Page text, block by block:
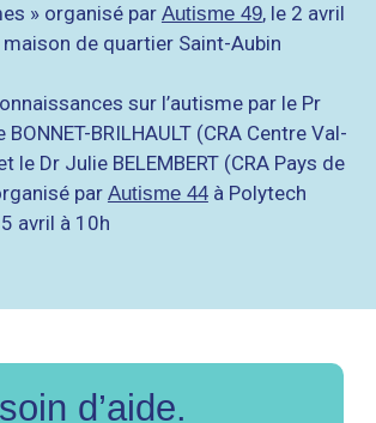
» organisé par Autisme 49, le 2 avril
maison de quartier Saint-Aubin
sur l’autisme par le Pr
BONNET-BRILHAULT (CRA Centre Val-
le Dr Julie BELEMBERT (CRA Pays de
par Autisme 44à Polytech
avril à 10h
d’aide.